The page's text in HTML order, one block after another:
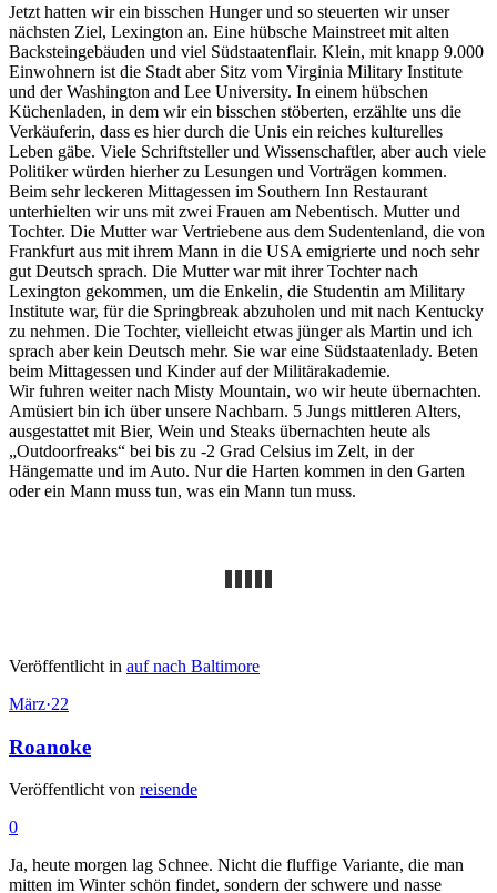
Jetzt hatten wir ein bisschen Hunger und so steuerten wir unser
nächsten Ziel, Lexington an. Eine hübsche Mainstreet mit alten
Backsteingebäuden und viel Südstaatenflair. Klein, mit knapp 9.000
Einwohnern ist die Stadt aber Sitz vom Virginia Military Institute
und der Washington and Lee University. In einem hübschen
Küchenladen, in dem wir ein bisschen stöberten, erzählte uns die
Verkäuferin, dass es hier durch die Unis ein reiches kulturelles
Leben gäbe. Viele Schriftsteller und Wissenschaftler, aber auch viele
Politiker würden hierher zu Lesungen und Vorträgen kommen.
Beim sehr leckeren Mittagessen im Southern Inn Restaurant
unterhielten wir uns mit zwei Frauen am Nebentisch. Mutter und
Tochter. Die Mutter war Vertriebene aus dem Sudentenland, die von
Frankfurt aus mit ihrem Mann in die USA emigrierte und noch sehr
gut Deutsch sprach. Die Mutter war mit ihrer Tochter nach
Lexington gekommen, um die Enkelin, die Studentin am Military
Institute war, für die Springbreak abzuholen und mit nach Kentucky
zu nehmen. Die Tochter, vielleicht etwas jünger als Martin und ich
sprach aber kein Deutsch mehr. Sie war eine Südstaatenlady. Beten
beim Mittagessen und Kinder auf der Militärakademie.
Wir fuhren weiter nach Misty Mountain, wo wir heute übernachten.
Amüsiert bin ich über unsere Nachbarn. 5 Jungs mittleren Alters,
ausgestattet mit Bier, Wein und Steaks übernachten heute als
„Outdoorfreaks“ bei bis zu -2 Grad Celsius im Zelt, in der
Hängematte und im Auto. Nur die Harten kommen in den Garten
oder ein Mann muss tun, was ein Mann tun muss.
Veröffentlicht in auf nach Baltimore
März·22
Roanoke
Veröffentlicht von reisende
0
Ja, heute morgen lag Schnee. Nicht die fluffige Variante, die man
mitten im Winter schön findet, sondern der schwere und nasse